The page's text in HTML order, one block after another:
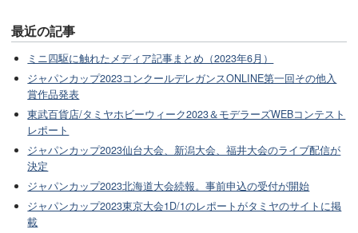
最近の記事
ミニ四駆に触れたメディア記事まとめ（2023年6月）
ジャパンカップ2023コンクールデレガンスONLINE第一回その他入
賞作品発表
東武百貨店/タミヤホビーウィーク2023＆モデラーズWEBコンテスト
レポート
ジャパンカップ2023仙台大会、新潟大会、福井大会のライブ配信が
決定
ジャパンカップ2023北海道大会続報。事前申込の受付が開始
ジャパンカップ2023東京大会1D/1のレポートがタミヤのサイトに掲
載